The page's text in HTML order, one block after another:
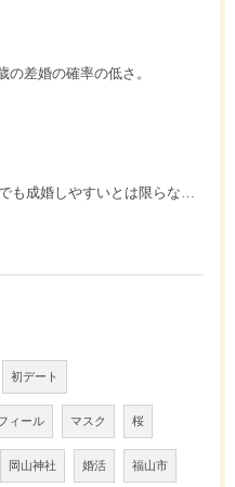
の差婚の確率の低さ。
初デート
ィール マスク 桜
岡山神社 婚活 福山市